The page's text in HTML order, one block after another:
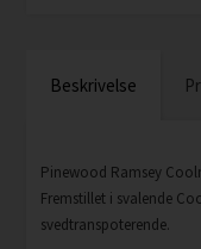
Beskrivelse
Pinewood Ramsey
Fremstillet i svalende
svedtranspoterende.